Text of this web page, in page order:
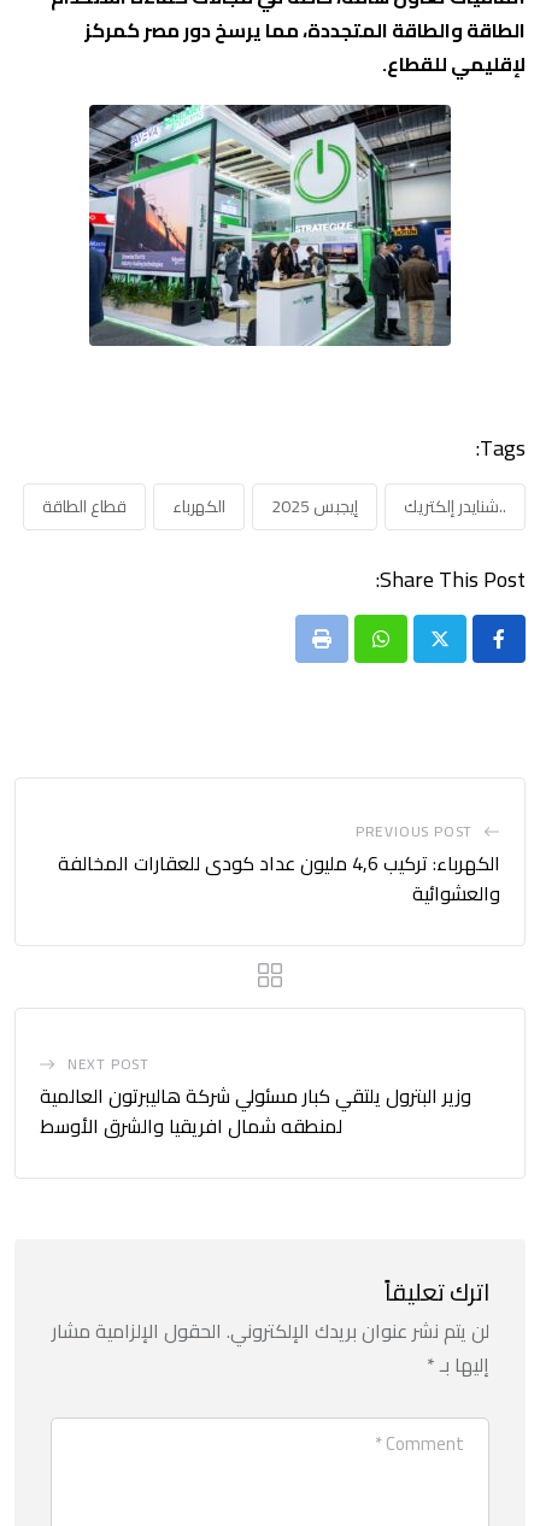
الطاقة والطاقة المتجددة، مما يرسخ دور مصر كمركز
لإقليمي للقطاع.
Tags:
..شنايدر إلكتريك إيجبس 2025 الكهرباء قطاع الطاقة
Share This Post:
Whatsapp
Print
PREVIOUS POST
الكهرباء: تركيب 4,6 مليون عداد كودى للعقارات المخالفة
والعشوائية
NEXT POST
وزير البترول يلتقي كبار مسئولي شركة هاليبرتون العالمية
لمنطقه شمال افريقيا والشرق الأوسط
اترك تعليقاً
لن يتم نشر عنوان بريدك الإلكتروني. الحقول الإلزامية مشار
إليها بـ*